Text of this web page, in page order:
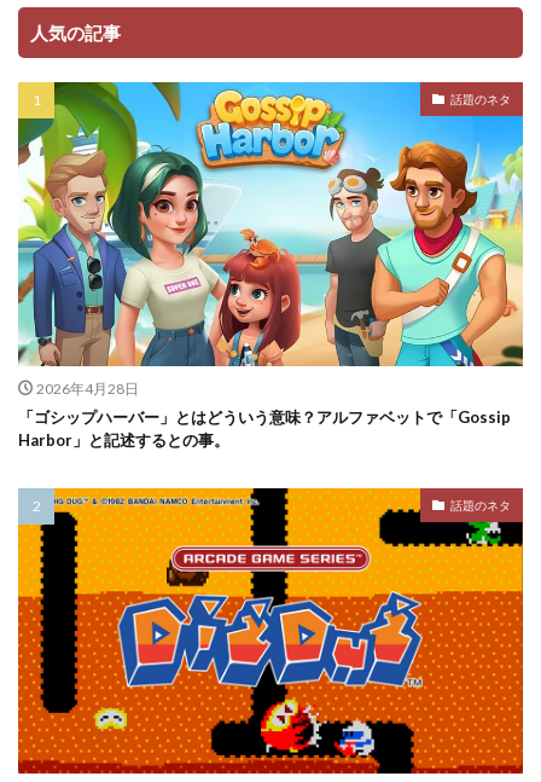
人気の記事
話題のネタ
2026年4月28日
「ゴシップハーバー」とはどういう意味？アルファベットで「Gossip
Harbor」と記述するとの事。
話題のネタ